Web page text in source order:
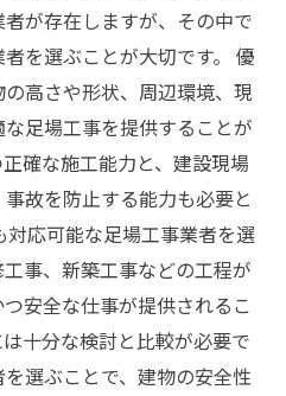
が存在しますが、その中で
を選ぶことが大切です。 優
高さや形状、周辺環境、現
足場工事を提供することが
確な施工能力と、建設現場
故を防止する能力も必要と
対応可能な足場工事業者を選
事、新築工事などの工程が
安全な仕事が提供されるこ
十分な検討と比較が必要で
選ぶことで、建物の安全性